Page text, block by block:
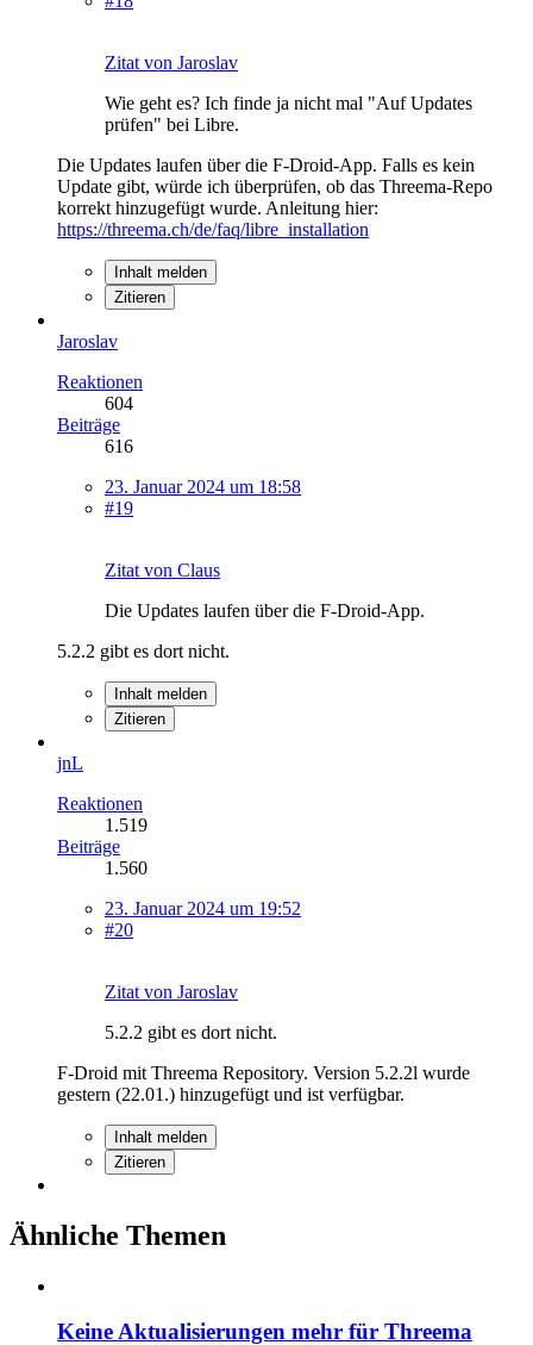
Zitat von Jaroslav
Wie geht es? Ich finde ja nicht mal "Auf Updates
prüfen" bei Libre.
Die Updates laufen über die F-Droid-App. Falls es kein
Update gibt, würde ich überprüfen, ob das Threema-Repo
korrekt hinzugefügt wurde. Anleitung hier:
https://threema.ch/de/faq/libre_installation
Inhalt melden
Zitieren
Jaroslav
Reaktionen
604
Beiträge
616
23. Januar 2024 um 18:58
#19
Zitat von Claus
Die Updates laufen über die F-Droid-App.
5.2.2 gibt es dort nicht.
Inhalt melden
Zitieren
jnL
Reaktionen
1.519
Beiträge
1.560
23. Januar 2024 um 19:52
#20
Zitat von Jaroslav
5.2.2 gibt es dort nicht.
F-Droid mit Threema Repository. Version 5.2.2l wurde
gestern (22.01.) hinzugefügt und ist verfügbar.
Inhalt melden
Zitieren
Ähnliche Themen
Keine Aktualisierungen mehr für Threema